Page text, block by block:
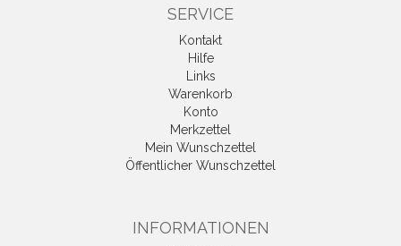
SERVICE
Kontakt
Hilfe
Links
Warenkorb
Konto
Merkzettel
Mein Wunschzettel
Öffentlicher Wunschzettel
INFORMATIONEN